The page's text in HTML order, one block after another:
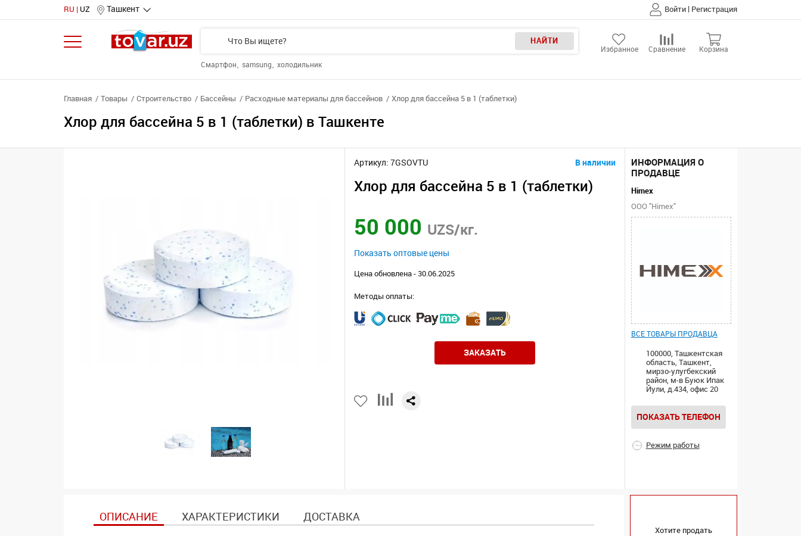
RU UZ Ташкент Войти | Регистрация
НАЙТИ
Смартфон samsung холодильник
Избранное Сравнение Корзина
Главная Товары Строительство Бассейны Расходные материалы для бассейнов Хлор для бассейна 5 в 1 (таблетки)
Хлор для бассейна 5 в 1 (таблетки) в Ташкенте
Артикул: 7GSOVTU В наличии
Хлор для бассейна 5 в 1 (таблетки)
50 000 UZS/кг.
Показать оптовые цены
Цена обновлена - 30.06.2025
Методы оплаты:
ЗАКАЗАТЬ
ИНФОРМАЦИЯ О
ПРОДАВЦЕ
Himex
ООО "Himex"
ВСЕ ТОВАРЫ ПРОДАВЦА
100000, Ташкентская
область, Ташкент,
мирзо-улугбекский
район, м-в Буюк Ипак
Йули, д.434, офис 20
ПОКАЗАТЬ ТЕЛЕФОН
Режим работы
ОПИСАНИЕ ХАРАКТЕРИСТИКИ ДОСТАВКА
Хотите продать